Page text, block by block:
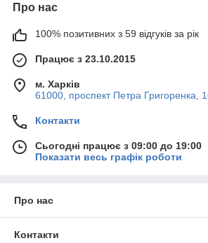
Про нас
100% позитивних з 59 відгуків за рік
Працює з 23.10.2015
м. Харків
61000, проспект Петра Григоренка,
Контакти
Сьогодні працює з 09:00 до 19:00
Показати весь графік роботи
Про нас
Контакти